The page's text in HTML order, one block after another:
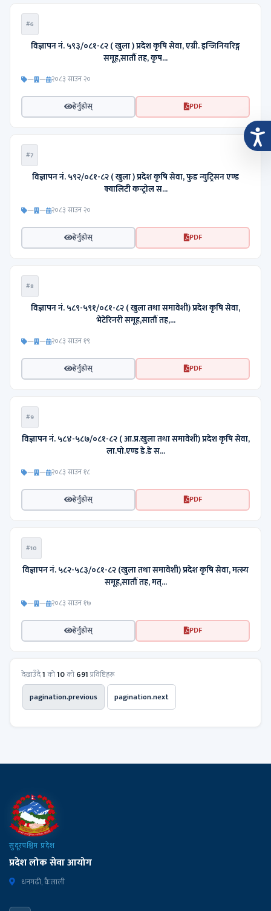
#6
विज्ञापन नं. ५९३/०८१-८२ ( खुला ) प्रदेश कृषि सेवा, एग्री. इन्जिनियरिङ्ग
समूह,सातौं तह, कृष...
— — २०८३ साउन २०
हेर्नुहोस् PDF
#7
विज्ञापन नं. ५९२/०८१-८२ ( खुला ) प्रदेश कृषि सेवा, फुड न्युट्रिसन एण्ड
क्वालिटी कन्ट्रोल स...
— — २०८३ साउन २०
हेर्नुहोस् PDF
#8
विज्ञापन नं. ५८९-५९१/०८१-८२ ( खुला तथा समावेशी) प्रदेश कृषि सेवा,
भेटेरिनरी समूह,सातौं तह,...
— — २०८३ साउन १९
हेर्नुहोस् PDF
#9
विज्ञापन नं. ५८४-५८७/०८१-८२ ( आ.प्र.खुला तथा समावेशी) प्रदेश कृषि सेवा,
ला.पो.एण्ड डे.डे स...
— — २०८३ साउन १८
हेर्नुहोस् PDF
#10
विज्ञापन नं. ५८२-५८३/०८१-८२ (खुला तथा समावेशी) प्रदेश कृषि सेवा, मत्स्य
समूह,सातौं तह, मत्...
— — २०८३ साउन १७
हेर्नुहोस् PDF
देखाउँदै1को10को691प्रविष्टिहरू
pagination.previous pagination.next
सुदूरपश्चिम प्रदेश
प्रदेश लोक सेवा आयोग
धनगढी, कैलाली